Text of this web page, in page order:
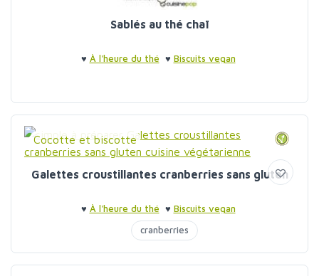
Sablés au thé chaï
♥ À l'heure du thé ♥ Biscuits vegan
Cocotte et biscotte
Galettes croustillantes cranberries sans gluten
♥ À l'heure du thé ♥ Biscuits vegan
cranberries